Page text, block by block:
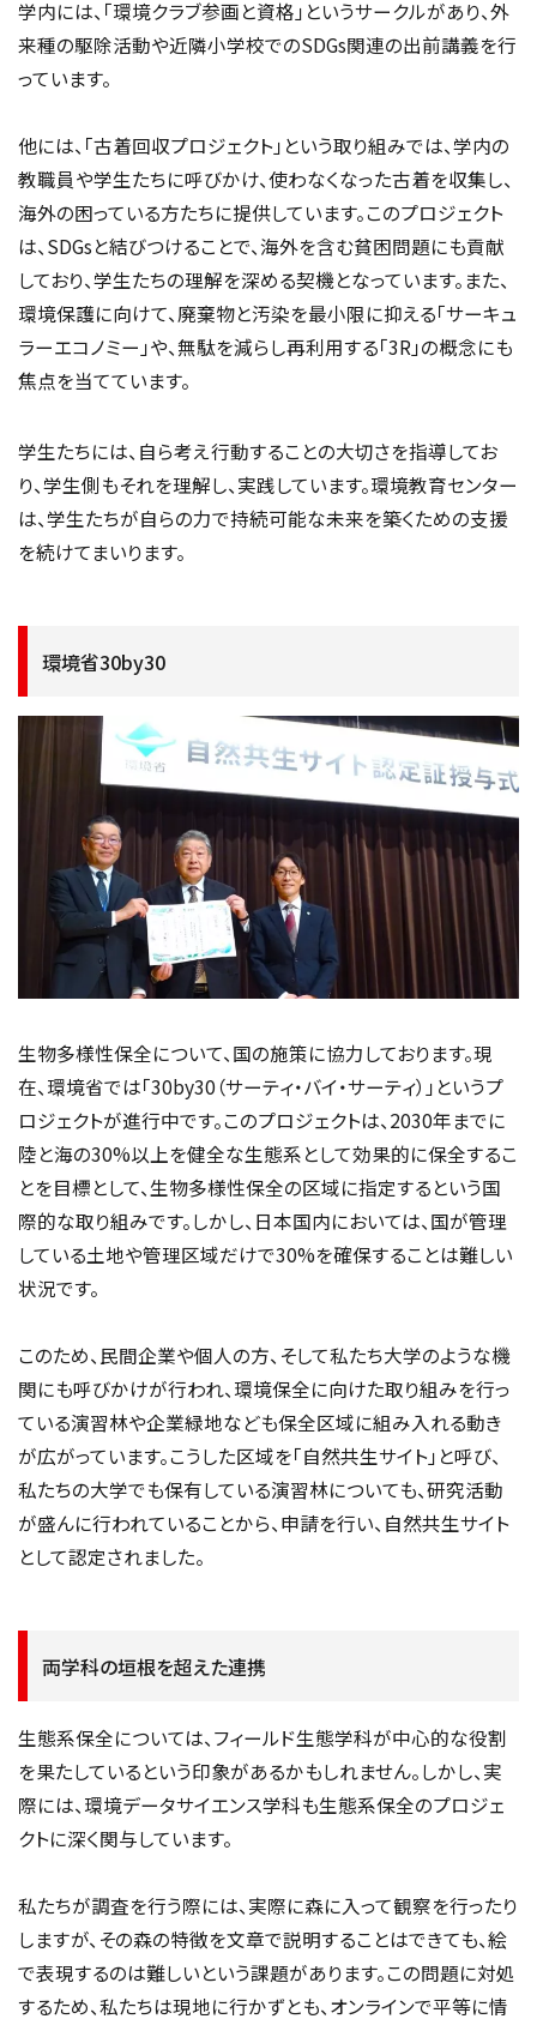
学内には、「環境クラブ参画と資格」というサークルがあり、外
来種の駆除活動や近隣小学校でのSDGs関連の出前講義を行
っています。
他には、「古着回収プロジェクト」という取り組みでは、学内の
教職員や学生たちに呼びかけ、使わなくなった古着を収集し、
海外の困っている方たちに提供しています。このプロジェクト
は、SDGsと結びつけることで、海外を含む貧困問題にも貢献
しており、学生たちの理解を深める契機となっています。また、
環境保護に向けて、廃棄物と汚染を最小限に抑える「サーキュ
ラーエコノミー」や、無駄を減らし再利用する「3R」の概念にも
焦点を当てています。
学生たちには、自ら考え行動することの大切さを指導してお
り、学生側もそれを理解し、実践しています。環境教育センター
は、学生たちが自らの力で持続可能な未来を築くための支援
を続けてまいります。
環境省30by30
生物多様性保全について、国の施策に協力しております。現
在、環境省では「30by30（サーティ・バイ・サーティ）」というプ
ロジェクトが進行中です。このプロジェクトは、2030年までに
陸と海の30%以上を健全な生態系として効果的に保全するこ
とを目標として、生物多様性保全の区域に指定するという国
際的な取り組みです。しかし、日本国内においては、国が管理
している土地や管理区域だけで30%を確保することは難しい
状況です。
このため、民間企業や個人の方、そして私たち大学のような機
関にも呼びかけが行われ、環境保全に向けた取り組みを行っ
ている演習林や企業緑地なども保全区域に組み入れる動き
が広がっています。こうした区域を「自然共生サイト」と呼び、
私たちの大学でも保有している演習林についても、研究活動
が盛んに行われていることから、申請を行い、自然共生サイト
として認定されました。
両学科の垣根を超えた連携
生態系保全については、フィールド生態学科が中心的な役割
を果たしているという印象があるかもしれません。しかし、実
際には、環境データサイエンス学科も生態系保全のプロジェ
クトに深く関与しています。
私たちが調査を行う際には、実際に森に入って観察を行ったり
しますが、その森の特徴を文章で説明することはできても、絵
で表現するのは難しいという課題があります。この問題に対処
するため、私たちは現地に行かずとも、オンラインで平等に情